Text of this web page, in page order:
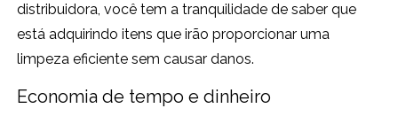
distribuidora, você tem a tranquilidade de saber que
está adquirindo itens que irão proporcionar uma
limpeza eficiente sem causar danos.
Economia de tempo e dinheiro